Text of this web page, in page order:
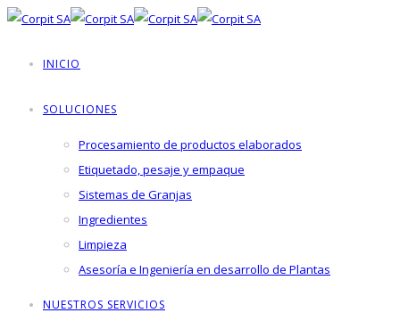
INICIO
SOLUCIONES
Procesamiento de productos elaborados
Etiquetado, pesaje y empaque
Sistemas de Granjas
Ingredientes
Limpieza
Asesoría e Ingeniería en desarrollo de Plantas
NUESTROS SERVICIOS